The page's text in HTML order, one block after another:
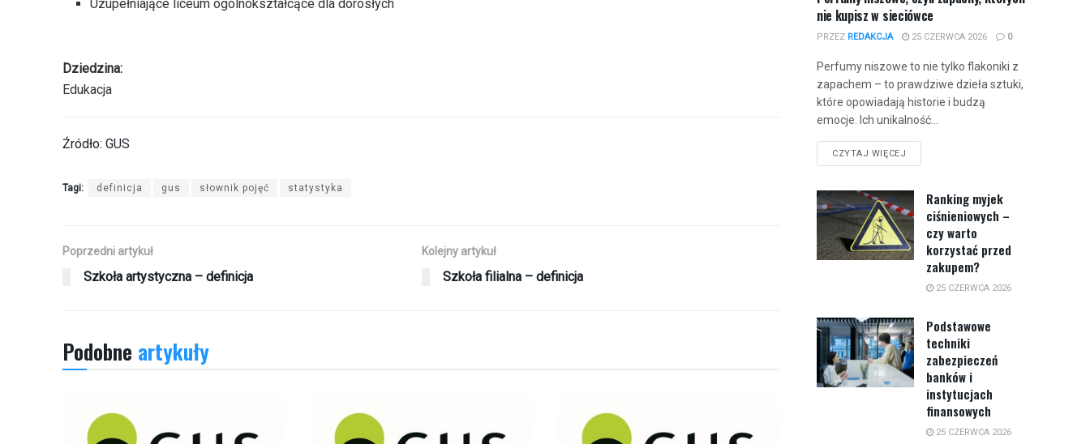
Uzupełniające liceum ogólnokształcące dla dorosłych
Dziedzina:
Edukacja
Źródło: GUS
Tagi: definicja gus słownik pojęć statystyka
Poprzedni artykuł
Szkoła artystyczna – definicja
Kolejny artykuł
Szkoła filialna – definicja
Podobne artykuły
nie kupisz w sieciówce
PRZEZ REDAKCJA 25 CZERWCA 2026 0
Perfumy niszowe to nie tylko flakoniki z
zapachem – to prawdziwe dzieła sztuki,
które opowiadają historie i budzą
emocje. Ich unikalność...
CZYTAJ WIĘCEJ
Ranking myjek
ciśnieniowych –
czy warto
korzystać przed
zakupem?
25 CZERWCA 2026
Podstawowe
techniki
zabezpieczeń
banków i
instytucjach
finansowych
25 CZERWCA 2026